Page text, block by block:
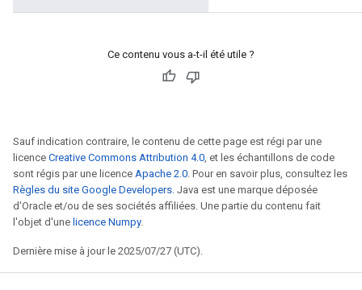
Ce contenu vous a-t-il été utile ?
Sauf indication contraire, le contenu de cette page est régi par une
licence Creative Commons Attribution 4.0, et les échantillons de code
sont régis par une licence Apache 2.0. Pour en savoir plus, consultez les
Règles du site Google Developers. Java est une marque déposée
d'Oracle et/ou de ses sociétés affiliées. Une partie du contenu fait
l'objet d'une licence Numpy.
Dernière mise à jour le 2025/07/27 (UTC).